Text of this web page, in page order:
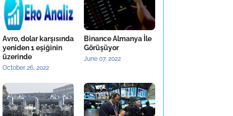
Avro, dolar karşısında
yeniden 1 eşiğinin
üzerinde
October 26, 2022
Binance Almanya İle
Görüşüyor
June 07, 2022